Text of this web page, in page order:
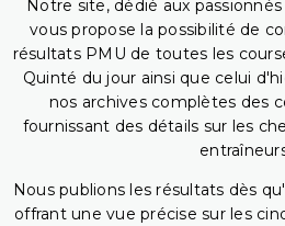
Notre site, dédié aux
vous propose la possibilité de
résultats PMU de toutes les
Quinté du jour ainsi que celui
nos archives complètes des
fournissant des détails sur les
Nous publions les résultats dès
offrant une vue précise sur les